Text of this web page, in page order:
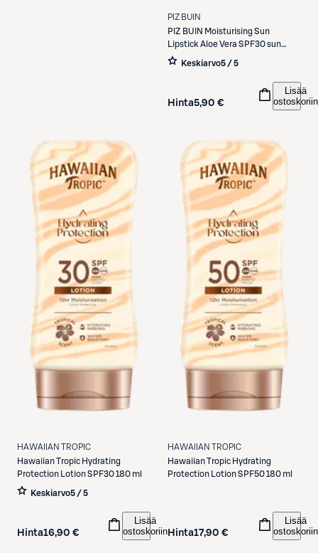
PIZ BUIN
PIZ BUIN Moisturising Sun
Lipstick Aloe Vera SPF30 sun
lipstick 4,9g
Keskiarvo5 / 5
Hinta5,90 €
Lisää
ostoskoriin
HAWAIIAN TROPIC
Hawaiian Tropic Hydrating
Protection Lotion SPF30 180 ml
Keskiarvo5 / 5
Hinta16,90 €
Lisää
ostoskoriin
HAWAIIAN TROPIC
Hawaiian Tropic Hydrating
Protection Lotion SPF50 180 ml
Hinta17,90 €
Lisää
ostoskoriin